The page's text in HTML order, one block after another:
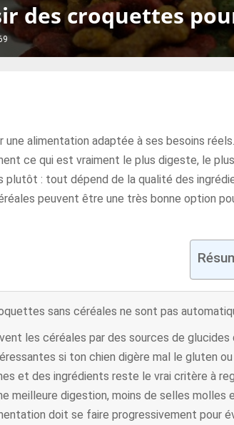
des croquettes
une alimentation adaptée à ses besoins
ce qui est vraiment le plus digeste, le
plutôt : tout dépend de la qualité des
peuvent être une très bonne option
sans céréales ne sont pas
les céréales par des sources de
si ton chien digère mal le gluten
et des ingrédients reste le vrai critère à
meilleure digestion, moins de selles molles
doit se faire progressivement pour